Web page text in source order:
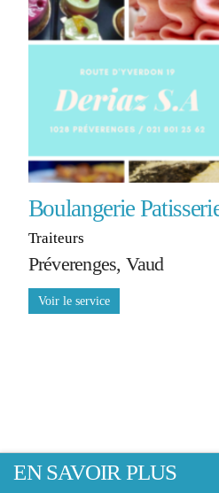
Boulangerie
Traiteurs
Préverenges, Vaud
EN SAVOIR PLUS